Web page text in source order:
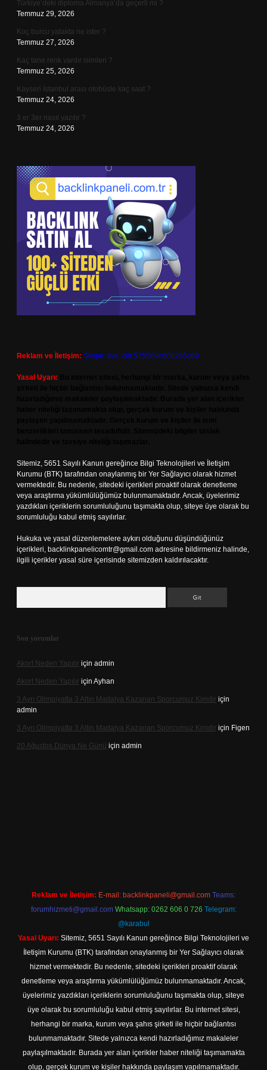
Türkiye’deki diploma Almanya’da geçerli mi ?
Temmuz 29, 2026
Koç burcu yatakta ne ister ?
Temmuz 27, 2026
Kaç tane renk vardır isimleri ?
Temmuz 25, 2026
Kayseri İstanbul arası otobüsle kaç saat ?
Temmuz 24, 2026
3 er 3er nasıl yazılır ?
Temmuz 24, 2026
Reklam ve İletişim: Skype: live:.cid.575569c608265c69
Yasal Uyarı:
Sitemiz, 5651 Sayılı Kanun gereğince Bilgi Teknolojileri ve İletişim
Kurumu (BTK) tarafından onaylanmış bir Yer Sağlayıcı olarak hizmet
vermektedir. Bu nedenle, sitedeki içerikleri proaktif olarak denetleme
veya araştırma yükümlülüğümüz bulunmamaktadır. Ancak, üyelerimiz
yazdıkları içeriklerin sorumluluğunu taşımakta olup, siteye üye olarak bu
sorumluluğu kabul etmiş sayılırlar.
Hukuka ve yasal düzenlemelere aykırı olduğunu düşündüğünüz
içerikleri, backlinkpanelicomtr@gmail.com adresine bildirmeniz halinde,
ilgili içerikler yasal süre içerisinde sitemizden kaldırılacaktır.
Son yorumlar
Akort Neden Yapılır için admin
Akort Neden Yapılır için Ayhan
3 Ayrı Olimpiyatta 3 Altın Madalya Kazanan Sporcumuz Kimdir için
admin
3 Ayrı Olimpiyatta 3 Altın Madalya Kazanan Sporcumuz Kimdir için Figen
20 Ağustos Dünya Ne Günü için admin
Reklam ve İletişim: E-mail: backlinkpaneli@gmail.com Teams:
forumhizmeti@gmail.com Whatsapp: 0262 606 0 726 Telegram:
@karabul
Yasal Uyarı: Sitemiz, 5651 Sayılı Kanun gereğince Bilgi Teknolojileri ve
İletişim Kurumu (BTK) tarafından onaylanmış bir Yer Sağlayıcı olarak
hizmet vermektedir. Bu nedenle, sitedeki içerikleri proaktif olarak
denetleme veya araştırma yükümlülüğümüz bulunmamaktadır. Ancak,
üyelerimiz yazdıkları içeriklerin sorumluluğunu taşımakta olup, siteye
üye olarak bu sorumluluğu kabul etmiş sayılırlar. Bu internet sitesi,
herhangi bir marka, kurum veya şahıs şirketi ile hiçbir bağlantısı
bulunmamaktadır. Sitede yalnızca kendi hazırladığımız makaleler
paylaşılmaktadır. Burada yer alan içerikler haber niteliği taşımamakta
olup, gerçek kurum ve kişiler hakkında paylaşım yapılmamaktadır.